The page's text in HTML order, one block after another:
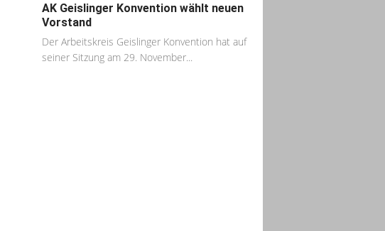
AK Geislinger Konvention wählt neuen
Vorstand
Der Arbeitskreis Geislinger Konvention hat auf
seiner Sitzung am 29. November...